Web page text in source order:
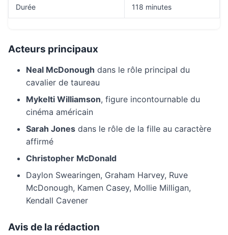
Durée 118 minutes
Acteurs principaux
Neal McDonough dans le rôle principal du
cavalier de taureau
Mykelti Williamson, figure incontournable du
cinéma américain
Sarah Jones dans le rôle de la fille au caractère
affirmé
Christopher McDonald
Daylon Swearingen, Graham Harvey, Ruve
McDonough, Kamen Casey, Mollie Milligan,
Kendall Cavener
Avis de la rédaction